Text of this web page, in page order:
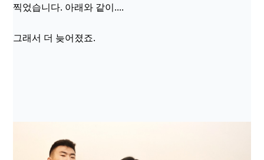
찍었습니다. 아래와 같이....
그래서 더 늦어졌죠.